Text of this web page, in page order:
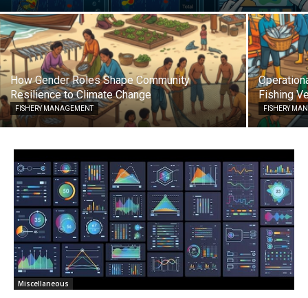
How Gender Roles Shape Community
Resilience to Climate Change
FISHERY MANAGEMENT
Fishing
FISHERY
Miscellaneous